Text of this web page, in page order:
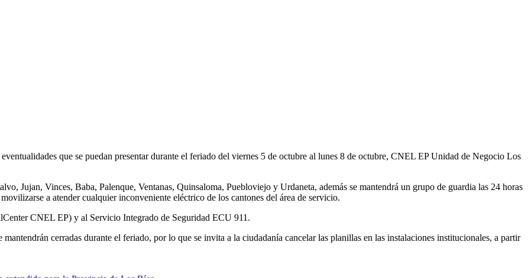
que se puedan presentar durante el feriado del viernes 5 de octubre al lunes 8 de octubre, CNEL EP Unidad de Negocio Los
Jujan, Vinces, Baba, Palenque, Ventanas, Quinsaloma, Puebloviejo y Urdaneta, además se mantendrá un grupo de guardia las 24 horas
a atender cualquier inconveniente eléctrico de los cantones del área de servicio.
CNEL EP) y al Servicio Integrado de Seguridad ECU 911.
cerradas durante el feriado, por lo que se invita a la ciudadanía cancelar las planillas en las instalaciones institucionales, a partir